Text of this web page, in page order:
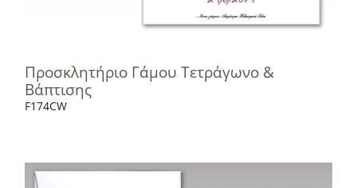
Προσκλητήριο Γάμου Τετράγωνο &
Βάπτισης
F174CW